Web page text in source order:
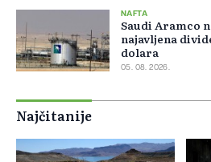
NAFTA
Saudi Aramco
najavljena
dolara
05. 08. 2026.
Najčitanije